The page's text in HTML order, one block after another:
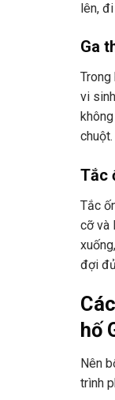
lên,
Ga
vi
Tắc
Tắc
cỡ và
đợi
hố
Nên
trình